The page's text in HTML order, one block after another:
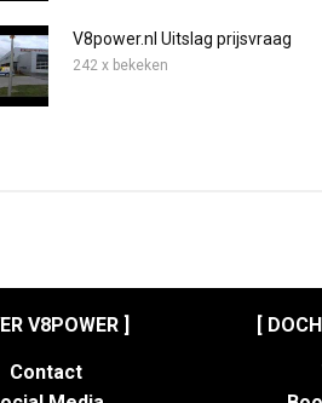
V8power.nl Uitslag prijsvraag
242 x bekeken
V8POWER ]
Contact
[